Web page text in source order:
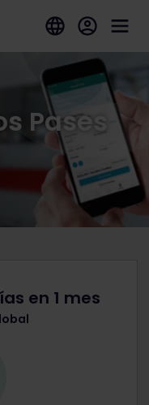
Pases
en 1 mes